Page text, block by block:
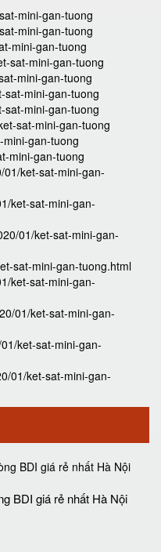
mini-gan-tuong
mini-gan-tuong
mini-gan-tuong
sat-mini-gan-tuong
mini-gan-tuong
sat-mini-gan-tuong
sat-mini-gan-tuong
sat-mini-gan-tuong
gan-tuong
mini-gan-tuong
01/ket-sat-mini-gan-
ket-sat-mini-gan-
01/ket-sat-mini-gan-
sat-mini-gan-tuong.html
ket-sat-mini-gan-
01/ket-sat-mini-gan-
ket-sat-mini-gan-
01/ket-sat-mini-gan-
BDI giá rẻ nhất Hà Nội